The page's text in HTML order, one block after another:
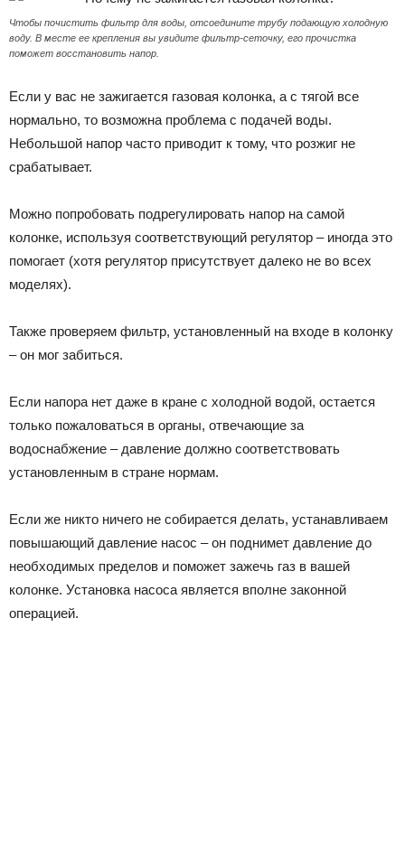
Чтобы почистить фильтр для воды, отсоедините трубу подающую холодную
воду. В месте ее крепления вы увидите фильтр-сеточку, его прочистка
поможет восстановить напор.
Если у вас не зажигается газовая колонка, а с тягой все
нормально, то возможна проблема с подачей воды.
Небольшой напор часто приводит к тому, что розжиг не
срабатывает.
Можно попробовать подрегулировать напор на самой
колонке, используя соответствующий регулятор – иногда это
помогает (хотя регулятор присутствует далеко не во всех
моделях).
Также проверяем фильтр, установленный на входе в колонку
– он мог забиться.
Если напора нет даже в кране с холодной водой, остается
только пожаловаться в органы, отвечающие за
водоснабжение – давление должно соответствовать
установленным в стране нормам.
Если же никто ничего не собирается делать, устанавливаем
повышающий давление насос – он поднимет давление до
необходимых пределов и поможет зажечь газ в вашей
колонке. Установка насоса является вполне законной
операцией.